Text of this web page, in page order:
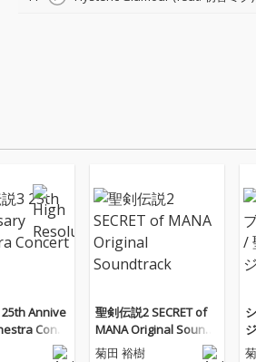
Annive
Conc
聖剣伝説2 SECRET of
MANA Original Soundt
rack
菊田 裕樹